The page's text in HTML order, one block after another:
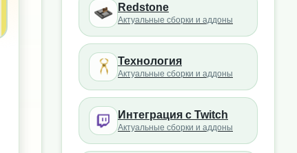
Redstone
Актуальные сборки и аддоны
Технология
Актуальные сборки и аддоны
Интеграция с Twitch
Актуальные сборки и аддоны